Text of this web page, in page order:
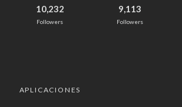
10,232
Followers
9,113
Followers
APLICACIONES